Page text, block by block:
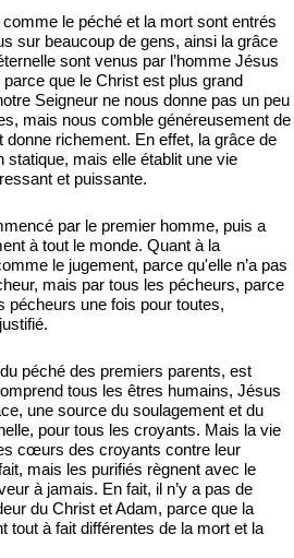
le péché et la mort sont entrés
sur beaucoup de gens, ainsi la grâce
sont venus par l’homme Jésus
que le Christ est plus grand
Seigneur ne nous donne pas un peu
mais nous comble généreusement de
richement. En effet, la grâce de
statique, mais elle établit une vie
et puissante.
par le premier homme, puis a
à tout le monde. Quant à la
le jugement, parce qu'elle n’a pas
mais par tous les pécheurs, parce
pécheurs une fois pour toutes,
péché des premiers parents, est
tous les êtres humains, Jésus
une source du soulagement et du
pour tous les croyants. Mais la vie
cœurs des croyants contre leur
mais les purifiés règnent avec le
à jamais. En fait, il n’y a pas de
du Christ et Adam, parce que la
tout à fait différentes de la mort et la